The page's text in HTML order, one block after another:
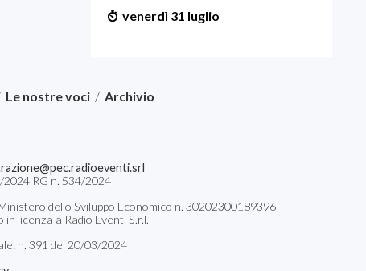
venerdì 31 luglio
Le nostre voci / Archivio
RG n. 534/2024
dello Sviluppo Economico n. 30202300189396
licenza a Radio Eventi S.r.l.
n. 391 del 20/03/2024